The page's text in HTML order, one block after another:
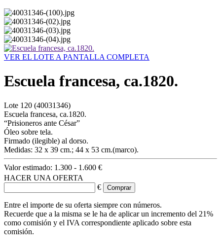
VER EL LOTE A PANTALLA COMPLETA
Escuela francesa, ca.1820.
Lote 120 (40031346)
Escuela francesa, ca.1820.
“Prisioneros ante César”
Óleo sobre tela.
Firmado (ilegible) al dorso.
Medidas: 32 x 39 cm.; 44 x 53 cm.(marco).
Valor estimado: 1.300 - 1.600 €
HACER UNA OFERTA
€
Entre el importe de su oferta siempre con números.
Recuerde que a la misma se le ha de aplicar un incremento del 21%
como comisión y el IVA correspondiente aplicado sobre esta
comisión.